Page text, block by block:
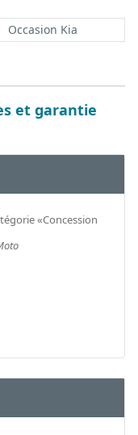
Occasion Kia
et garantie
«Concession